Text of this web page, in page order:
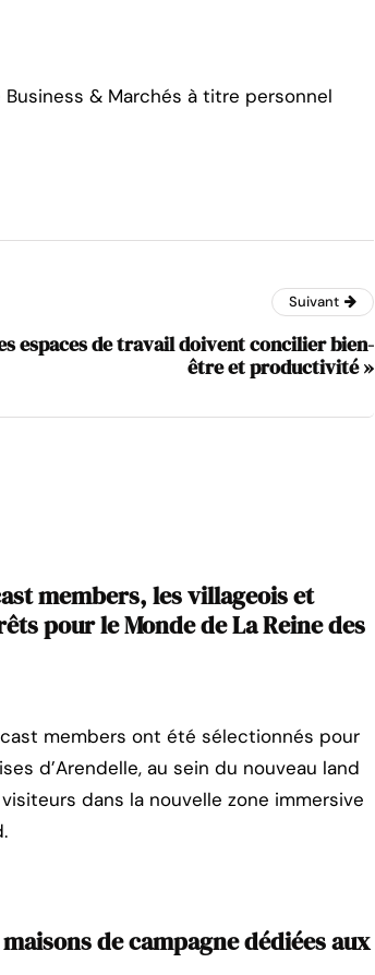
& Marchés à titre personnel
Suivant
espaces de travail doivent concilier bien-
être et productivité »
members, les villageois et
pour le Monde de La Reine des
members ont été sélectionnés pour
d’Arendelle, au sein du nouveau land
dans la nouvelle zone immersive
de campagne dédiées aux